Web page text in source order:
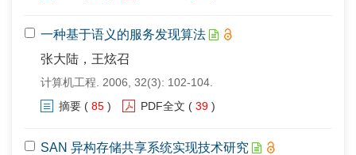
一种基于语义的服务发现算法
张大陆，王炫召
计算机工程. 2006, 32(3): 102-104.
摘要 ( 85 ) PDF全文 ( 39 )
SAN 异构存储共享系统实现技术研究